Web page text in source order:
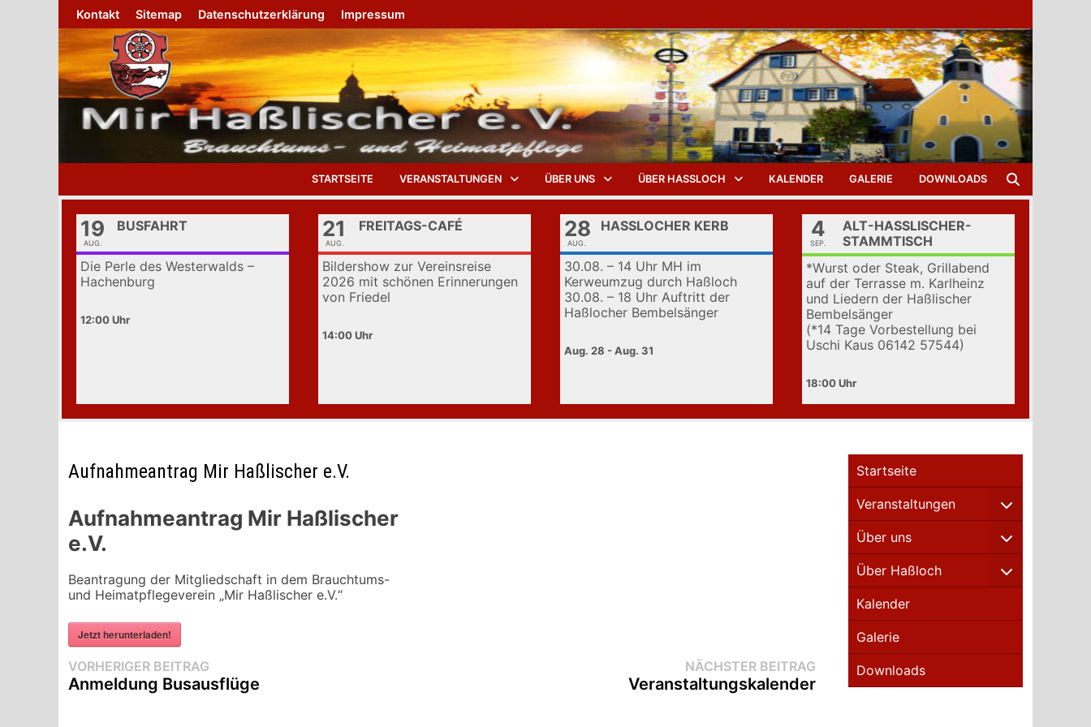
Zurück
zum
Inhalt
Kontakt Sitemap Datenschutzerklärung Impressum
STARTSEITE VERANSTALTUNGEN ÜBER UNS ÜBER HASSLOCH KALENDER GALERIE DOWNLOADS
19
AUG.
BUSFAHRT
Die Perle des Westerwalds –
Hachenburg
12:00
21
AUG.
FREITAGS-CAFÉ
Bildershow zur Vereinsreise
2026 mit schönen Erinnerungen
von Friedel
14:00
28
AUG.
HASSLOCHER KERB
30.08. – 14 Uhr MH im
Kerweumzug durch Haßloch
30.08. – 18 Uhr Auftritt der
Haßlocher Bembelsänger
Aug. 28 - Aug. 31
4
SEP.
ALT-HASSLISCHER-S
TAMMTISCH
*Wurst oder Steak, Grillabend
auf der Terrasse m. Karlheinz
und Liedern der Haßlischer
Bembelsänger
(*14 Tage Vorbestellung bei
Uschi Kaus 06142 57544)
18:00
Aufnahmeantrag Mir Haßlischer e.V.
Aufnahmeantrag Mir Haßlischer
e.V.
Beantragung der Mitgliedschaft in dem Brauchtums­-
und Heimatpflegeverein „Mir Haßlischer e.V.“
Jetzt herunterladen!
Beitragsnavigation
VORHERIGER BEITRAG
Beitrag:
Anmeldung Busausflüge
NÄCHSTER BEITRAGNächster
Beitrag:
Veranstaltungskalender
Startseite
Veranstaltungen
Über uns
Über Haßloch
Kalender
Galerie
Downloads